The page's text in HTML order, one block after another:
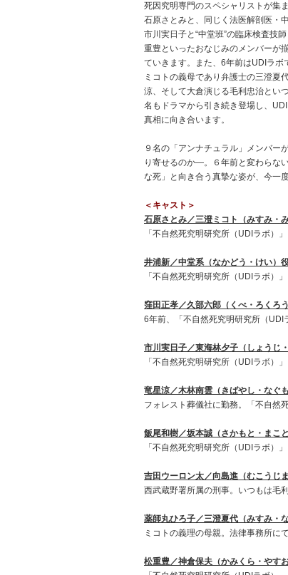
死因究明専門のスペシャリストが集
石原さとみと、同じく法医解剖医・
市川実日子と“中堂班”の臨床検査技
重豊といったおなじみのメンバーが
ていきます。また、6年前はUDIラボ
ミコトの義母であり弁護士の三澄夏
涼、そして大倉演じる毛利忠治とい
名もドラマから引き続き登場し、
真相に向き合います。
９名の「アンナチュラル」メンバー
り寄せるのか―。６年前と変わらな
な死」と向き合う真摯な姿が、今一
＜キャスト＞
石原さとみ／三澄ミコト（みすみ・
「不自然死究明研究所（UDIラボ）
井浦新／中堂系（なかどう・けい）
「不自然死究明研究所（UDIラボ）
窪田正孝／久部六郎（くべ・ろくろ
6年前、「不自然死究明研究所（UDI
市川実日子／東海林夕子（しょうじ
「不自然死究明研究所（UDIラボ）
竜星涼／木林南雲（きばやし・なぐ
フォレスト葬儀社に勤務。「不自然
飯尾和樹／坂本誠（さかもと・まこ
「不自然死究明研究所（UDIラボ）
吉田ウーロン太／向島進（むこうじ
西武蔵野署所属の刑事。いつもは毛
薬師丸ひろ子／三澄夏代（みすみ・
ミコトの義理の母親。法律事務所に
松重豊／神倉保夫（かみくら・やす